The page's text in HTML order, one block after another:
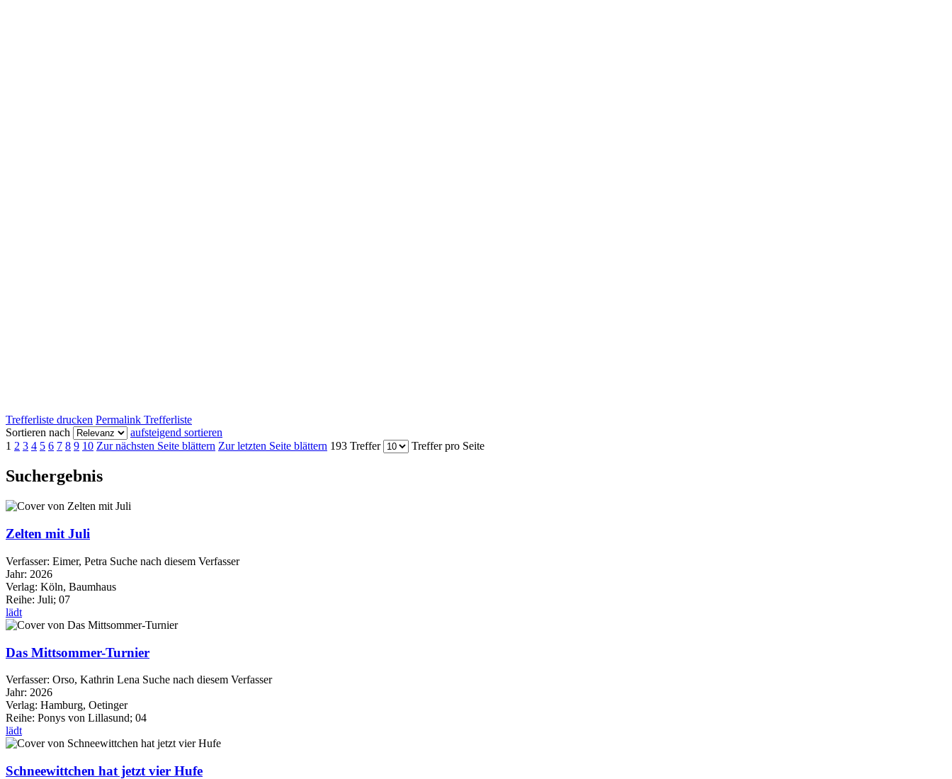
Trefferliste drucken Permalink Trefferliste
Sortieren nach
aufsteigend sortieren
1 2 3 4 5 6 7 8 9 10 Zur nächsten Seite blättern Zur letzten Seite blättern 193 Treffer Treffer pro Seite
Suchergebnis
Zelten mit Juli
Verfasser: Eimer, Petra Suche nach diesem Verfasser
Jahr: 2026
Verlag: Köln, Baumhaus
Reihe: Juli; 07
lädt
Das Mittsommer-Turnier
Verfasser: Orso, Kathrin Lena Suche nach diesem Verfasser
Jahr: 2026
Verlag: Hamburg, Oetinger
Reihe: Ponys von Lillasund; 04
lädt
Schneewittchen hat jetzt vier Hufe